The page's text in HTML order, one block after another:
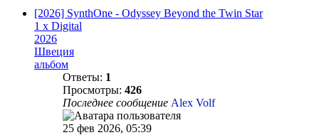
[2026] SynthOne - Odyssey Beyond the Twin Star
1 x Digital
2026
Швеция
альбом
Ответы: 1
Просмотры: 426
Последнее сообщение Alex Volf
25 фев 2026, 05:39